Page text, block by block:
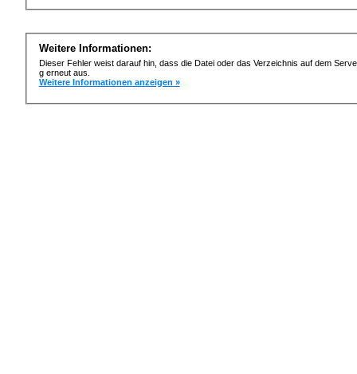
Weitere Informationen:
Dieser Fehler weist darauf hin, dass die Datei oder das Verzeichnis auf dem
g erneut aus.
Weitere Informationen anzeigen »